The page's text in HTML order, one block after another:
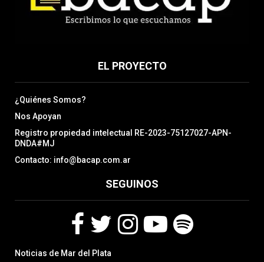
EL PROYECTO
¿Quiénes Somos?
Nos Apoyan
Registro propiedad intelectual RE-2023-75127027-APN-
DNDA#MJ
Contacto: info@bacap.com.ar
SEGUINOS
a
w
Noticias de Mar del Plata